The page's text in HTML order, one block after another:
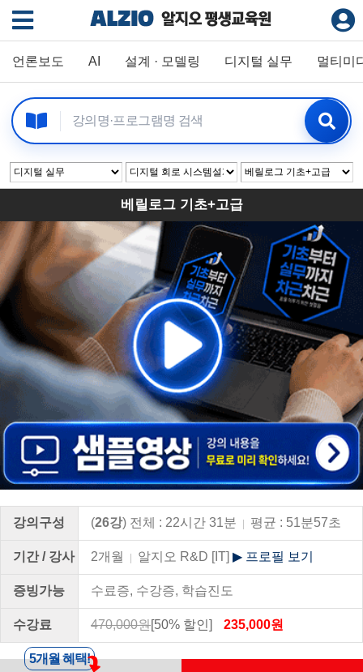
언론보도 AI 설계 · 모델링 디지털 실무 멀티미
베릴로그 기초+고급
강의구성 (26강) 전체 : 22시간 31분 | 평균 : 51분57초
기간 / 강사 2개월 | 알지오 R&D [IT] ▶ 프로필 보기
증빙가능 수료증, 수강증, 학습진도
수강료 470,000원[50% 할인] 235,000원
5개월 혜택!